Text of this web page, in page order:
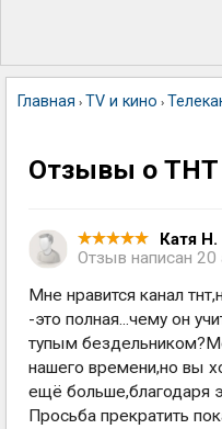
Главная › TV и кино ›
Отзывы о ТНТ
Катя Н.
Отзыв написан 20
Мне нравится канал
-это полная...чему он
тупым
нашего времени,но вы
ещё больше,благодаря
Просьба прекратить